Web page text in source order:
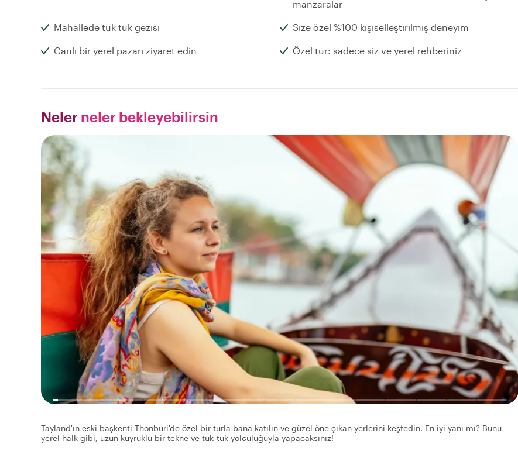
manzaralar
Mahallede tuk tuk gezisi Size özel %100 kişiselleştirilmiş deneyim
Canlı bir yerel pazarı ziyaret edin Özel tur: sadece siz ve yerel rehberiniz
Neler neler bekleyebilirsin
Tayland'ın eski başkenti Thonburi'de özel bir turla bana katılın ve güzel öne çıkan yerlerini keşfedin. En iyi yanı mı? Bunu
yerel halk gibi, uzun kuyruklu bir tekne ve tuk-tuk yolculuğuyla yapacaksınız!